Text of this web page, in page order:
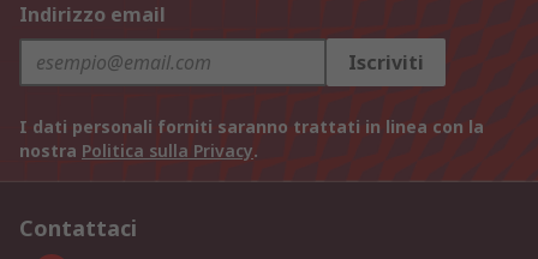
Indirizzo email
Iscriviti
I dati personali forniti saranno trattati in linea con la
nostra Politica sulla Privacy.
Contattaci